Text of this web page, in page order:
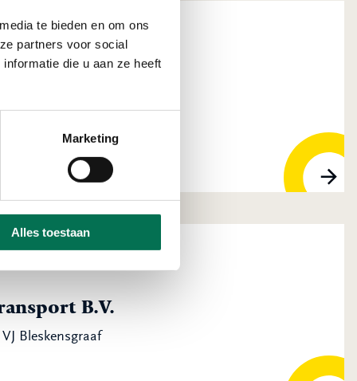
te bieden en om ons
partners voor social
die u aan ze heeft
Marketing
Alles toestaan
Ammers
B.V.
Bleskensgraaf